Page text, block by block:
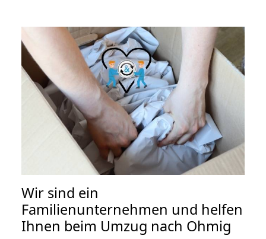
Wir sind ein
Familienunternehmen und helfen
Ihnen beim Umzug nach Ohmig